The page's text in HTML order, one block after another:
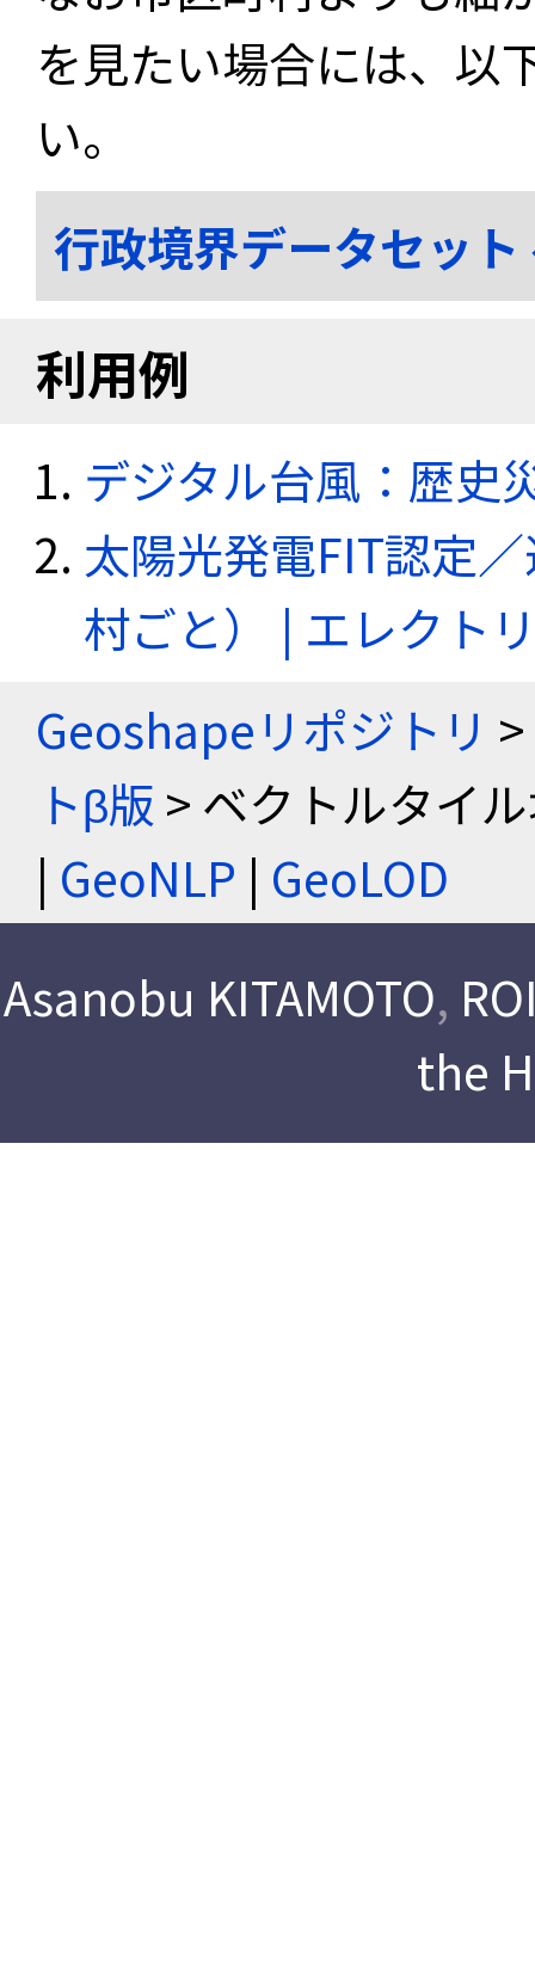
を見たい場合には、以
い。
行政境界データセッ
利用例
デジタル台風：歴史
太陽光発電FIT認定
村ごと） | エレクト
Geoshapeリポジトリ >
トβ版 > ベクトルタイ
| GeoNLP | GeoLOD
Asanobu KITAMOTO,
the